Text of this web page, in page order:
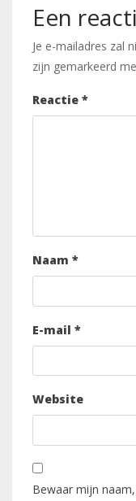
Een
Je e-mailadres zal
zijn gemarkeerd
Reactie *
Naam *
E-mail *
Website
Bewaar mijn